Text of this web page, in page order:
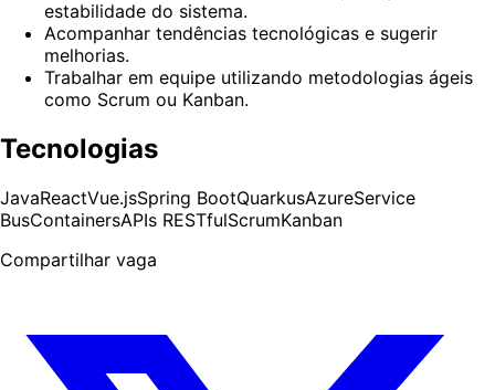
estabilidade do sistema.
Acompanhar tendências tecnológicas e sugerir
melhorias.
Trabalhar em equipe utilizando metodologias ágeis
como Scrum ou Kanban.
Tecnologias
JavaReactVue.jsSpring BootQuarkusAzureService
BusContainersAPIs RESTfulScrumKanban
Compartilhar vaga